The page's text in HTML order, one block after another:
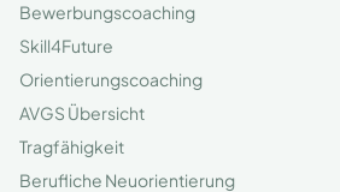
Bewerbungscoaching
Skill4Future
Orientierungscoaching
AVGS Übersicht
Tragfähigkeit
Berufliche Neuorientierung